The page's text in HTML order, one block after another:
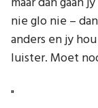
nie glo nie –
anders en jy
luister. Moet
"